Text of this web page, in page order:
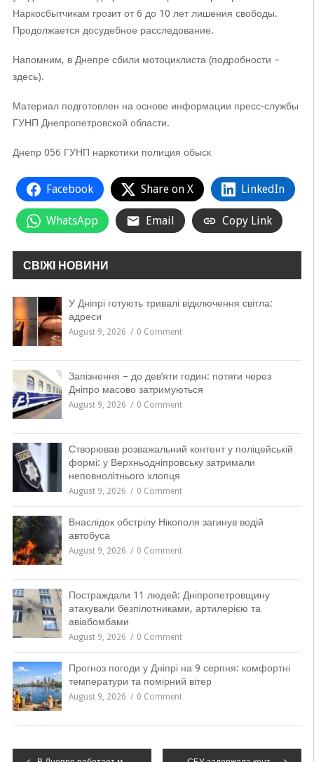
Наркосбытчикам грозит от 6 до 10 лет лишения свободы.
Продолжается досудебное расследование.
Напомним, в Днепре сбили мотоциклиста (подробности –
здесь).
Материал подготовлен на основе информации пресс-службы
ГУНП Днепропетровской области.
Днепр 056 ГУНП наркотики полиция обыск
Facebook Share on X LinkedIn
WhatsApp Email Copy Link
СВІЖІ НОВИНИ
У Дніпрі готують тривалі відключення світла:
адреси
August 9, 2026 0 Comment
Запізнення – до дев’яти годин: потяги через
Дніпро масово затримуються
August 9, 2026 0 Comment
Створював розважальний контент у поліцейській
формі: у Верхньодніпровську затримали
неповнолітнього хлопця
August 9, 2026 0 Comment
Внаслідок обстрілу Нікополя загинув водій
автобуса
August 9, 2026 0 Comment
Постраждали 11 людей: Дніпропетровщину
атакували безпілотниками, артилерією та
авіабомбами
August 9, 2026 0 Comment
Прогноз погоди у Дніпрі на 9 серпня: комфортні
температури та помірний вітер
August 9, 2026 0 Comment